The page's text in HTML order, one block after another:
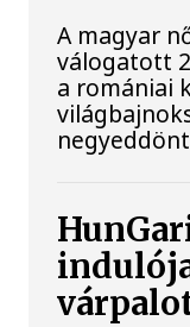
A magyar
válogatott
a romániai